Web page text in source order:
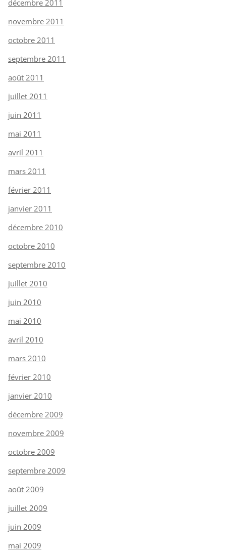
décembre 2011
novembre 2011
octobre 2011
septembre 2011
août 2011
juillet 2011
juin 2011
mai 2011
avril 2011
mars 2011
février 2011
janvier 2011
décembre 2010
octobre 2010
septembre 2010
juillet 2010
juin 2010
mai 2010
avril 2010
mars 2010
février 2010
janvier 2010
décembre 2009
novembre 2009
octobre 2009
septembre 2009
août 2009
juillet 2009
juin 2009
mai 2009